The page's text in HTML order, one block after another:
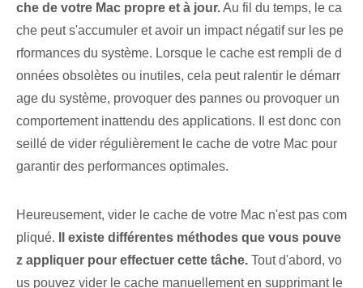
che de votre Mac propre et à jour.Au fil du temps, le ca
che peut s'accumuler et avoir un impact négatif sur les pe
rformances du système. Lorsque le cache est rempli de d
onnées obsolètes ou inutiles, cela peut ralentir le démarr
age du système, provoquer des pannes ou provoquer un
comportement inattendu des applications. Il est donc con
seillé de vider régulièrement le cache de votre Mac pour
garantir des performances optimales.
Heureusement, vider le cache de votre Mac n'est pas com
pliqué.
Il existe différentes méthodes que vous pouve
z appliquer pour effectuer cette tâche. Tout d'abord, vo
us pouvez vider le cache manuellement en supprimant le